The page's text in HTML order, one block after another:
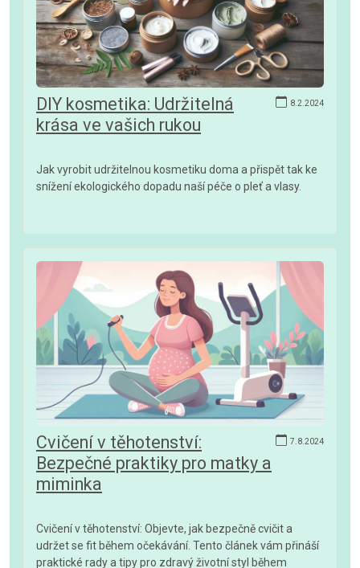
8.2.2024
DIY kosmetika: Udržitelná
krása ve vašich rukou
Jak vyrobit udržitelnou kosmetiku doma a přispět tak ke
snížení ekologického dopadu naší péče o pleť a vlasy.
7.8.2024
Cvičení v těhotenství:
Bezpečné praktiky pro matky a
miminka
Cvičení v těhotenství: Objevte, jak bezpečně cvičit a
udržet se fit během očekávání. Tento článek vám přináší
praktické rady a tipy pro zdravý životní styl během